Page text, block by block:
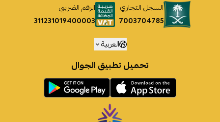
السجل التجاري
7003704785
الرقم الضريبي
311231019400003
العربية
تحميل تطبيق الجوال